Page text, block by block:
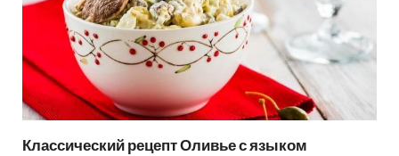
Классический рецепт Оливье с языком